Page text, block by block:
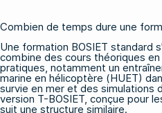
Combien de temps dure une
Une formation BOSIET standard
combine des cours théoriques
pratiques, notamment un
marine en hélicoptère (HUET)
survie en mer et des simulations
version T-BOSIET , conçue pour
suit une structure similaire.